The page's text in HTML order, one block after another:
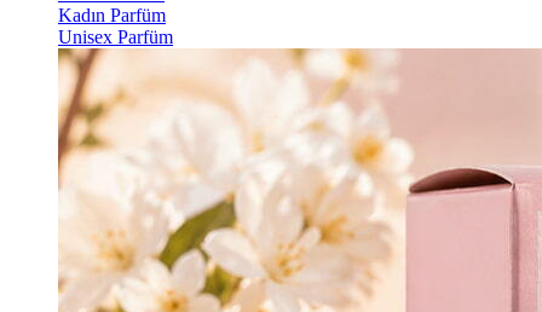
Kadın Parfüm
Unisex Parfüm